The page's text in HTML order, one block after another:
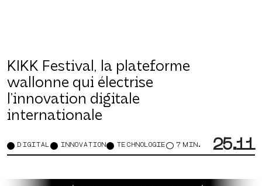
KIKK Festival, la plateforme
wallonne qui électrise
l’innovation digitale
internationale
DIGITAL INNOVATION TECHNOLOGIE 7 MIN. 25.11